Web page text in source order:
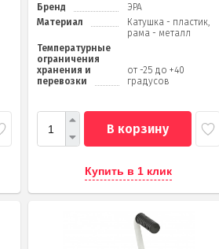
Бренд
ЭРА
Материал
Катушка - пластик,
рама - металл
Температурные
ограничения
хранения и
перевозки
от -25 до +40
градусов
В корзину
Купить в 1 клик